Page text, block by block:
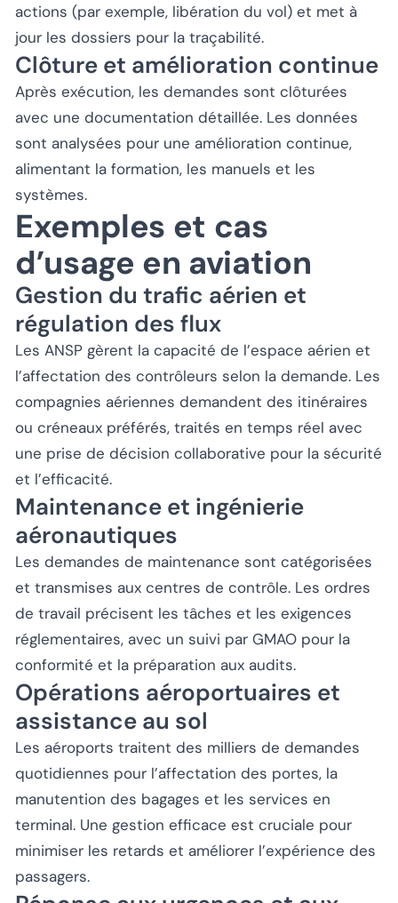
actions (par exemple, libération du vol) et met à
jour les dossiers pour la traçabilité.
Clôture et amélioration continue
Après exécution, les demandes sont clôturées
avec une documentation détaillée. Les données
sont analysées pour une amélioration continue,
alimentant la formation, les manuels et les
systèmes.
Exemples et cas
d’usage en aviation
Gestion du trafic aérien et
régulation des flux
Les ANSP gèrent la capacité de l’espace aérien et
l’affectation des contrôleurs selon la demande. Les
compagnies aériennes demandent des itinéraires
ou créneaux préférés, traités en temps réel avec
une prise de décision collaborative pour la sécurité
et l’efficacité.
Maintenance et ingénierie
aéronautiques
Les demandes de maintenance sont catégorisées
et transmises aux centres de contrôle. Les ordres
de travail précisent les tâches et les exigences
réglementaires, avec un suivi par GMAO pour la
conformité et la préparation aux audits.
Opérations aéroportuaires et
assistance au sol
Les aéroports traitent des milliers de demandes
quotidiennes pour l’affectation des portes, la
manutention des bagages et les services en
terminal. Une gestion efficace est cruciale pour
minimiser les retards et améliorer l’expérience des
passagers.